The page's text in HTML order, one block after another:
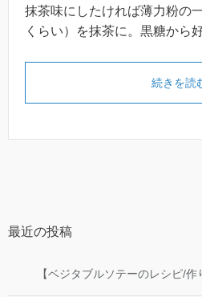
抹茶味にしたければ薄力粉の
くらい）を抹茶に。黒糖から
続きを読
最近の投稿
【ベジタブルソテーのレシピ/作